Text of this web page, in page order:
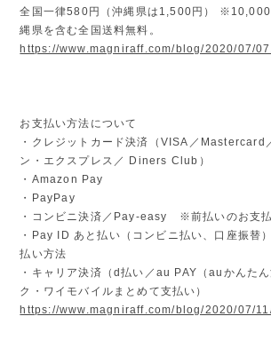
全国一律580円（沖縄県は1,500円） ※10,000
縄県を含む全国送料無料。
https://www.magniraff.com/blog/2020/07/
お支払い方法について
・クレジットカード決済（VISA／Mastercard
ン・エクスプレス／ Diners Club）
・Amazon Pay
・PayPay
・コンビニ決済／Pay-easy ※前払いのお支
・Pay ID あと払い（コンビニ払い、口座振替
払い方法
・キャリア決済（d払い／au PAY（auかんた
ク・ワイモバイルまとめて支払い）
https://www.magniraff.com/blog/2020/07/